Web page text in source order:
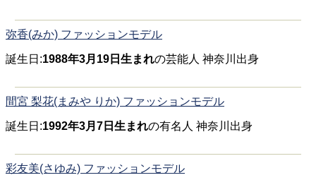
弥香(みか) ファッションモデル
誕生日:1988年3月19日生まれの芸能人 神奈川出身
間宮 梨花(まみや りか) ファッションモデル
誕生日:1992年3月7日生まれの有名人 神奈川出身
彩友美(さゆみ) ファッションモデル